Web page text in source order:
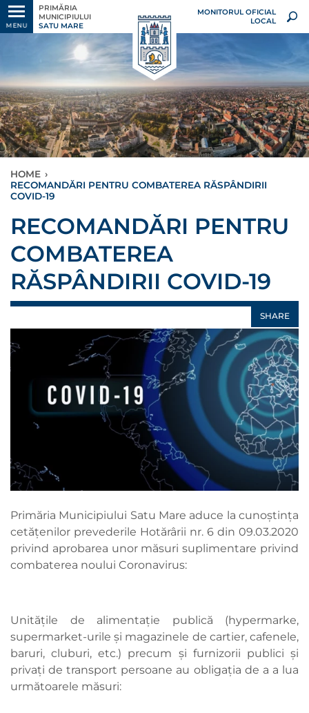
MENU
PRIMĂRIA
MUNICIPIULUI
SATU MARE
MONITORUL OFICIAL
LOCAL
HOME ›
RECOMANDĂRI PENTRU COMBATEREA RĂSPÂNDIRII
COVID-19
RECOMANDĂRI PENTRU
COMBATEREA
RĂSPÂNDIRII COVID-19
SHARE
Primăria Municipiului Satu Mare aduce la cunoștința
cetățenilor prevederile Hotărârii nr. 6 din 09.03.2020
privind aprobarea unor măsuri suplimentare privind
combaterea noului Coronavirus:
Unitățile de alimentație publică (hypermarke,
supermarket-urile și magazinele de cartier, cafenele,
baruri, cluburi, etc.) precum și furnizorii publici și
privați de transport persoane au obligația de a a lua
următoarele măsuri: